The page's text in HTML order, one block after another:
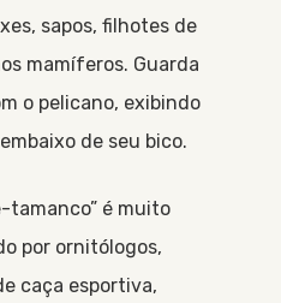
sapos, filhotes de
mamíferos. Guarda
o pelicano, exibindo
de seu bico.
tamanco” é muito
por ornitólogos,
caça esportiva,